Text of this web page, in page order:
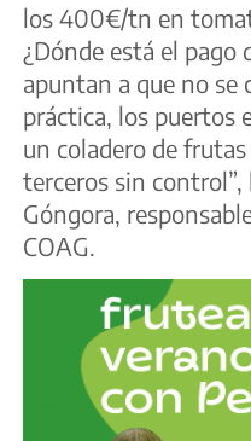
los 400€/tn en
¿Dónde está el pago
apuntan a que no se
práctica, los puertos
un coladero de
terceros sin
Góngora,
COAG.